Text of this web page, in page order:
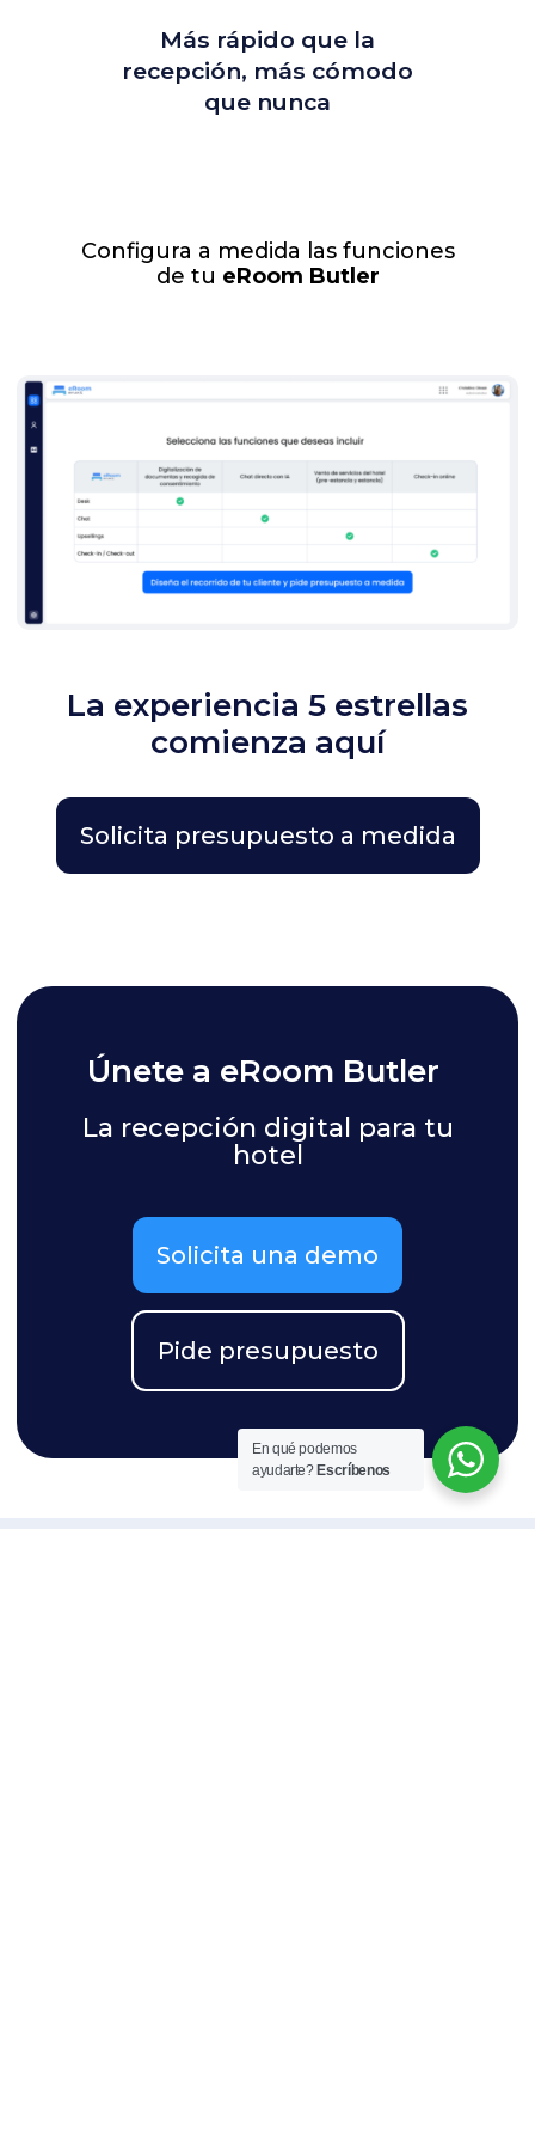
Más rápido que la
recepción, más cómodo
que nunca
Configura a medida las funciones
de tu eRoom Butler
La experiencia 5 estrellas
comienza aquí
Solicita presupuesto a medida
Únete a eRoom Butler
La recepción digital para tu
hotel
Solicita una demo
Pide presupuesto
En qué podemos
ayudarte? Escríbenos